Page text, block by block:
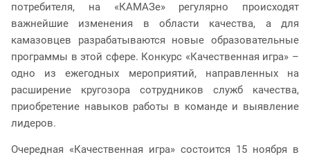
потребителя, на «КАМАЗе» регулярно происходят
важнейшие изменения в области качества, а для
камазовцев разрабатываются новые образовательные
программы в этой сфере. Конкурс «Качественная игра» –
одно из ежегодных мероприятий, направленных на
расширение кругозора сотрудников служб качества,
приобретение навыков работы в команде и выявление
лидеров.
Очередная «Качественная игра» состоится 15 ноября в